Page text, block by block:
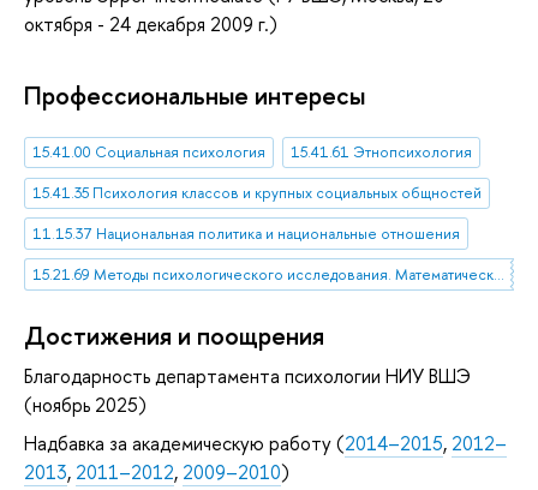
октября - 24 декабря 2009 г.)
Профессиональные интересы
15.41.00 Социальная психология
15.41.61 Этнопсихология
15.41.35 Психология классов и крупных социальных общностей
11.15.37 Национальная политика и национальные отношения
15.21.69 Методы психологического исследования. Математическая психология
Достижения и поощрения
Благодарность департамента психологии НИУ ВШЭ
(ноябрь 2025)
Надбавка за академическую работу (2014–2015, 2012–
2013, 2011–2012, 2009–2010)